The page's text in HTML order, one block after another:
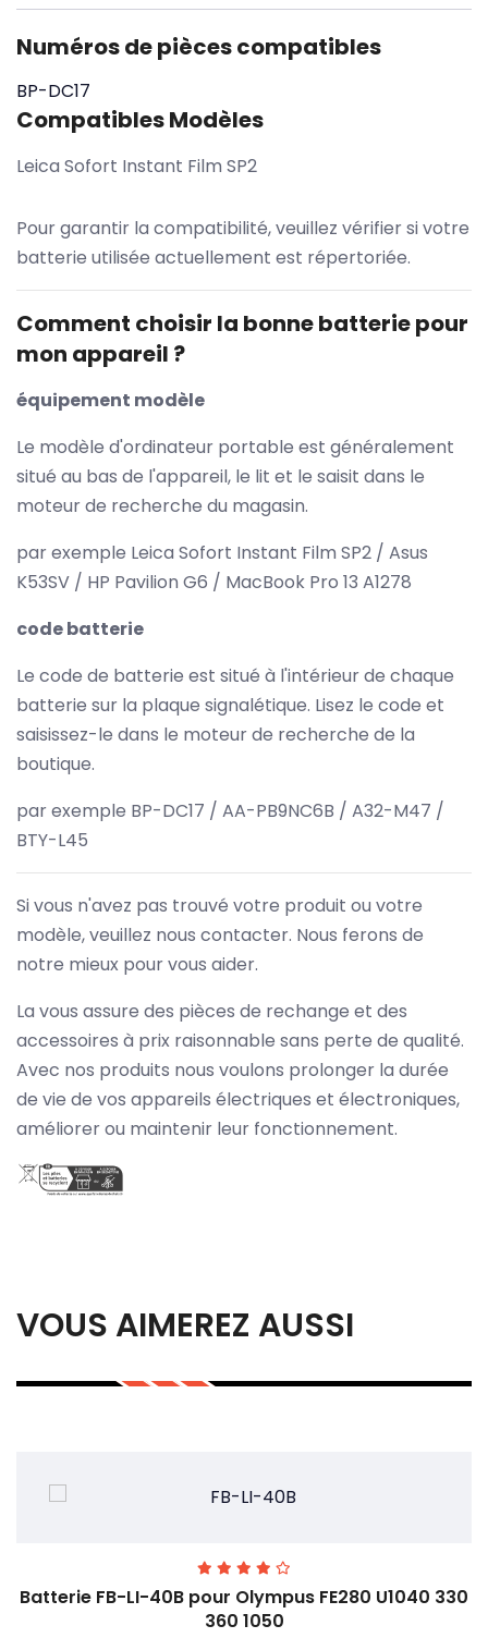
Numéros de pièces compatibles
BP-DC17
Compatibles Modèles
Leica Sofort Instant Film SP2
Pour garantir la compatibilité, veuillez vérifier si votre
batterie utilisée actuellement est répertoriée.
Comment choisir la bonne batterie pour
mon appareil ?
équipement modèle
Le modèle d'ordinateur portable est généralement
situé au bas de l'appareil, le lit et le saisit dans le
moteur de recherche du magasin.
par exemple Leica Sofort Instant Film SP2 / Asus
K53SV / HP Pavilion G6 / MacBook Pro 13 A1278
code batterie
Le code de batterie est situé à l'intérieur de chaque
batterie sur la plaque signalétique. Lisez le code et
saisissez-le dans le moteur de recherche de la
boutique.
par exemple BP-DC17 / AA-PB9NC6B / A32-M47 /
BTY-L45
Si vous n'avez pas trouvé votre produit ou votre
modèle, veuillez nous contacter. Nous ferons de
notre mieux pour vous aider.
La vous assure des pièces de rechange et des
accessoires à prix raisonnable sans perte de qualité.
Avec nos produits nous voulons prolonger la durée
de vie de vos appareils électriques et électroniques,
améliorer ou maintenir leur fonctionnement.
VOUS AIMEREZ AUSSI
Batterie FB-LI-40B pour Olympus FE280 U1040 330
360 1050